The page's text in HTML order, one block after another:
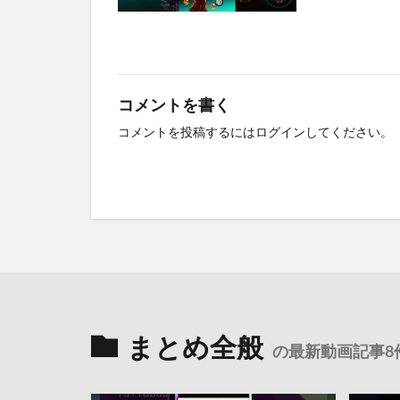
コメントを書く
コメントを投稿するにはログイン してください。
まとめ全般 の最新動画記事8